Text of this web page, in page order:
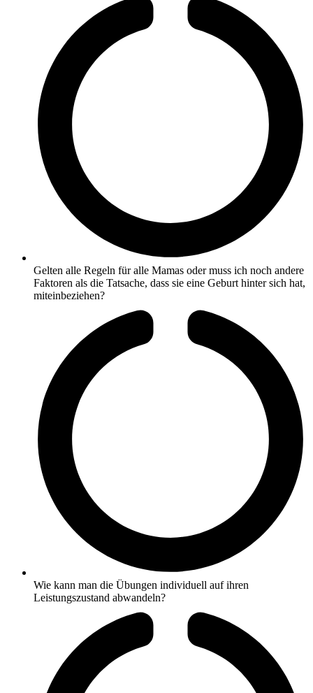
Gelten alle Regeln für alle Mamas oder muss ich noch andere
Faktoren als die Tatsache, dass sie eine Geburt hinter sich hat,
miteinbeziehen?
Wie kann man die Übungen individuell auf ihren
Leistungszustand abwandeln?